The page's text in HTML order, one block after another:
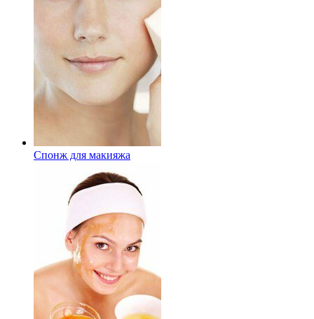
Спонж для макияжа